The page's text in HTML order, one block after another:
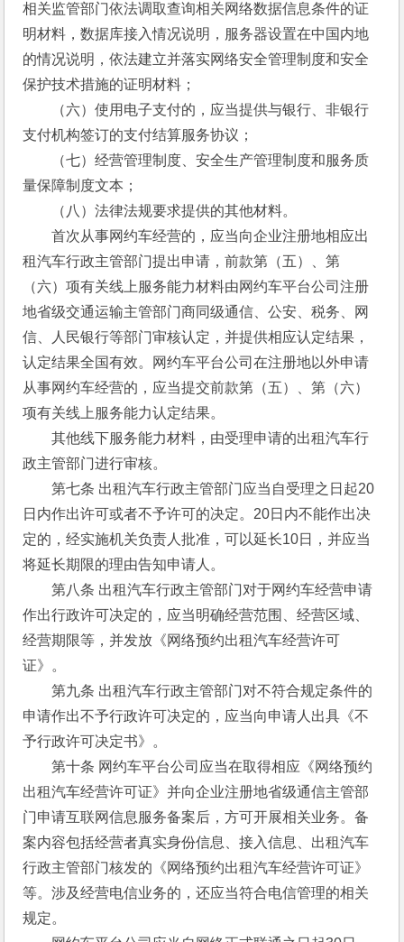
相关监管部门依法调取查询相关网络数据信息条件的证
明材料，数据库接入情况说明，服务器设置在中国内地
的情况说明，依法建立并落实网络安全管理制度和安全
保护技术措施的证明材料；
（六）使用电子支付的，应当提供与银行、非银行
支付机构签订的支付结算服务协议；
（七）经营管理制度、安全生产管理制度和服务质
量保障制度文本；
（八）法律法规要求提供的其他材料。
首次从事网约车经营的，应当向企业注册地相应出
租汽车行政主管部门提出申请，前款第（五）、第
（六）项有关线上服务能力材料由网约车平台公司注册
地省级交通运输主管部门商同级通信、公安、税务、网
信、人民银行等部门审核认定，并提供相应认定结果，
认定结果全国有效。网约车平台公司在注册地以外申请
从事网约车经营的，应当提交前款第（五）、第（六）
项有关线上服务能力认定结果。
其他线下服务能力材料，由受理申请的出租汽车行
政主管部门进行审核。
第七条 出租汽车行政主管部门应当自受理之日起20
日内作出许可或者不予许可的决定。20日内不能作出决
定的，经实施机关负责人批准，可以延长10日，并应当
将延长期限的理由告知申请人。
第八条 出租汽车行政主管部门对于网约车经营申请
作出行政许可决定的，应当明确经营范围、经营区域、
经营期限等，并发放《网络预约出租汽车经营许可
证》。
第九条 出租汽车行政主管部门对不符合规定条件的
申请作出不予行政许可决定的，应当向申请人出具《不
予行政许可决定书》。
第十条 网约车平台公司应当在取得相应《网络预约
出租汽车经营许可证》并向企业注册地省级通信主管部
门申请互联网信息服务备案后，方可开展相关业务。备
案内容包括经营者真实身份信息、接入信息、出租汽车
行政主管部门核发的《网络预约出租汽车经营许可证》
等。涉及经营电信业务的，还应当符合电信管理的相关
规定。